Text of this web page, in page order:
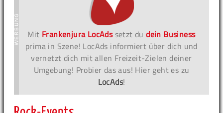
Mit Frankenjura LocAdssetzt dudein Business
prima in Szene! LocAds informiert über dich und
vernetzt dich mit allen Freizeit-Zielen deiner
Umgebung! Probier das aus! Hier geht es zu
LocAds!